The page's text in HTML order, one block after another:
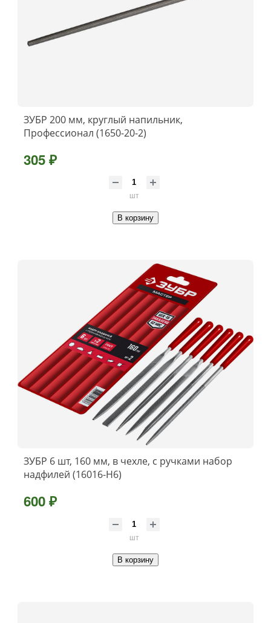
ЗУБР 200 мм, круглый напильник,
Профессионал (1650-20-2)
305 ₽
шт
В корзину
ЗУБР 6 шт, 160 мм, в чехле, с ручками набор
надфилей (16016-H6)
600 ₽
шт
В корзину